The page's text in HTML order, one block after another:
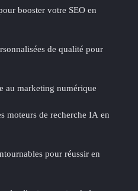
booster votre SEO en
de qualité pour
au marketing numérique
moteurs de recherche IA en
pour réussir en